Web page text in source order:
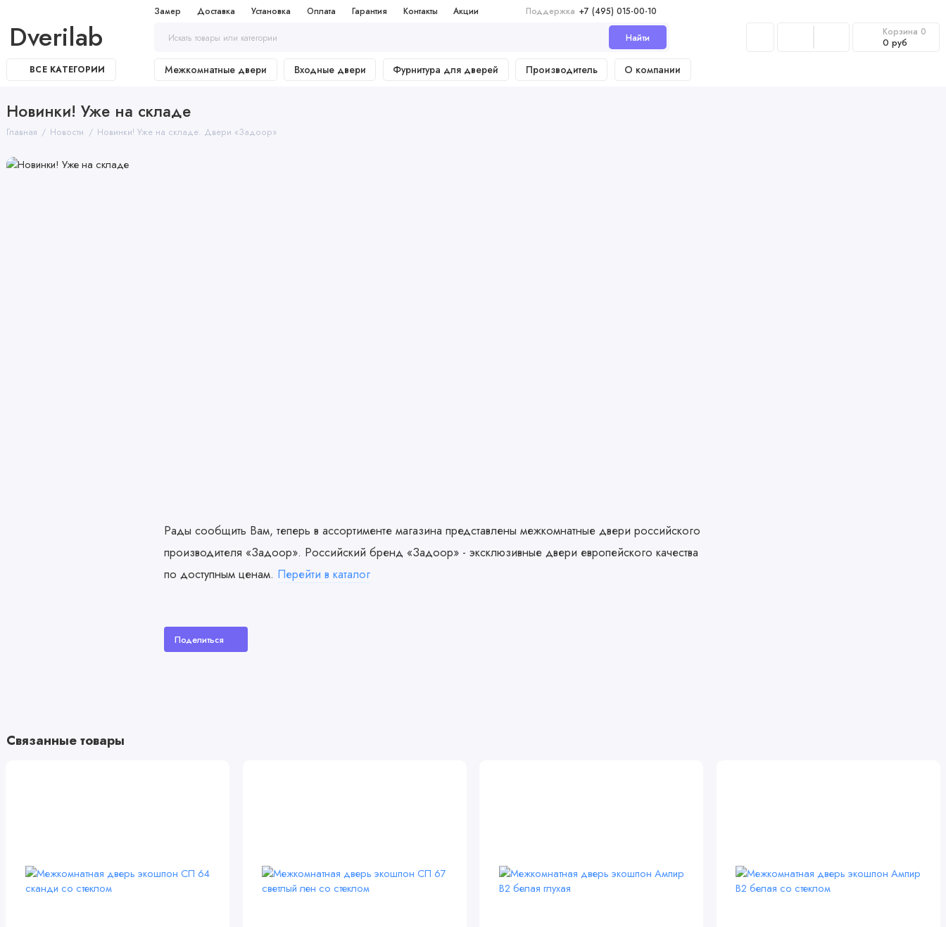
Замер Доставка Установка Оплата Гарантия Контакты Акции Поддержка +7 (495) 015-00-10
Dverilab Найти Корзина 0
0 руб
ВСЕ КАТЕГОРИИ Межкомнатные двери Входные двери Фурнитура для дверей Производитель О компании
Новинки! Уже на складе
Главная Новости Новинки! Уже на складе. Двери «Задоор»
Рады сообщить Вам, теперь в ассортименте магазина представлены межкомнатные двери российского
производителя «Задоор». Российский бренд «Задоор» - эксклюзивные двери европейского качества
по доступным ценам. Перейти в каталог
Поделиться
Связанные товары